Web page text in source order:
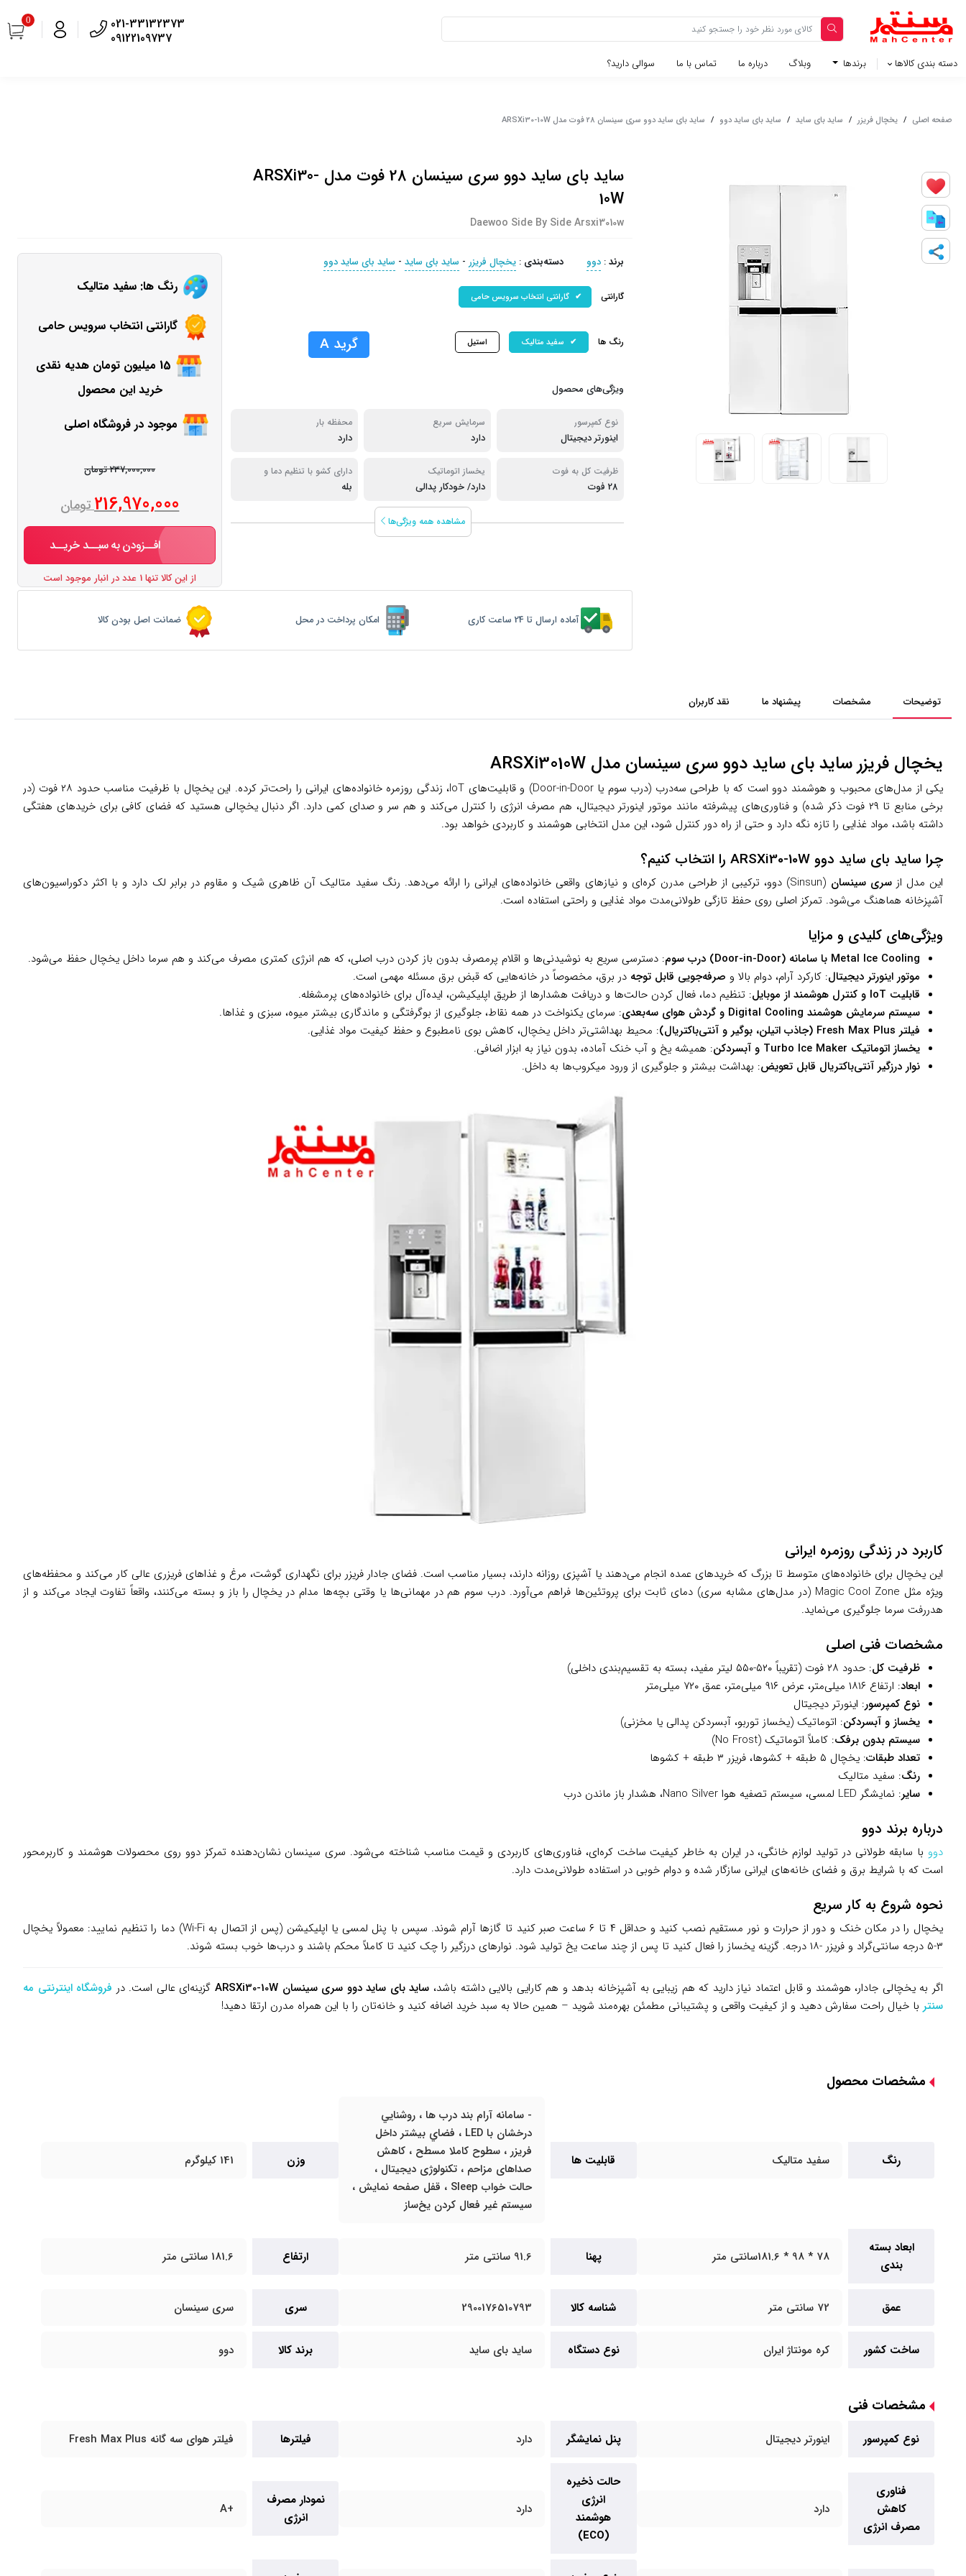
021-33132373
09122109737
0
دسته بندی کالاها برندها وبلاگ‌ درباره ما تماس با ما سوالی دارید؟
صفحه اصلی / یخچال فریزر / ساید بای ساید / ساید بای ساید دوو / ساید بای ساید دوو سری سینسان 28 فوت مدل ARSXi30-10W
ساید بای ساید دوو سری سینسان 28 فوت مدل ARSXi30-
10W
Daewoo Side By Side Arsxi3010w
برند: دوو دسته‌بندی : یخچال فریزر - ساید بای ساید - ساید بای ساید دوو
گارانتی گارانتی انتخاب سرویس حامی
رنگ ها سفید متالیک استیل گرید A
ویژگی‌های محصول
نوع کمپرسور
اینورتر دیجیتال
سرمایش سریع
دارد
محفظه بار
دارد
ظرفیت کل به فوت
28 فوت
یخساز اتوماتیک
دارد/ خودکار پدالی
دارای کشو با تنظیم دما و
رطوبت
بله
مشاهده همه ویژگی‌ها
رنگ ها: سفید متالیک
گارانتی انتخاب سرویس حامی
15 میلیون تومان هدیه نقدی
خرید این محصول
موجود در فروشگاه اصلی
237,000,000 تومان
216,970,000تومان
افــزودن به سبــد خریــد
از این کالا تنها 1 عدد در انبار موجود است
آماده ارسال تا 24 ساعت کاری امکان پرداخت در محل ضمانت اصل بودن کالا
توضیحات مشخصات پیشنهاد ما نقد کاربران
یخچال فریزر ساید بای ساید دوو سری سینسان مدل ARSXi3010W
یکی از مدل‌های محبوب و هوشمند دوو است که با طراحی سه‌درب (درب سوم یا Door-in-Door) و قابلیت‌های IoT، زندگی روزمره خانواده‌های ایرانی را راحت‌تر کرده. این یخچال با ظرفیت مناسب حدود ۲۸ فوت (در
برخی منابع تا ۲۹ فوت ذکر شده) و فناوری‌های پیشرفته مانند موتور اینورتر دیجیتال، هم مصرف انرژی را کنترل می‌کند و هم سر و صدای کمی دارد. اگر دنبال یخچالی هستید که فضای کافی برای خریدهای هفتگی
داشته باشد، مواد غذایی را تازه نگه دارد و حتی از راه دور کنترل شود، این مدل انتخابی هوشمند و کاربردی خواهد بود.
چرا ساید بای ساید دوو ARSXi30-10W را انتخاب کنیم؟
این مدل ازسری سینسان
(Sinsun) دوو، ترکیبی از طراحی مدرن کره‌ای و نیازهای واقعی خانواده‌های ایرانی را ارائه می‌دهد. رنگ سفید متالیک آن ظاهری شیک و مقاوم در برابر لک دارد و با اکثر دکوراسیون‌های
آشپزخانه هماهنگ می‌شود. تمرکز اصلی روی حفظ تازگی طولانی‌مدت مواد غذایی و راحتی استفاده است.
ویژگی‌های کلیدی و مزایا
درب سوم (Door-in-Door) با سامانه Metal Ice Cooling
: دسترسی سریع به نوشیدنی‌ها و اقلام پرمصرف بدون باز کردن درب اصلی، که هم انرژی کمتری مصرف می‌کند و هم سرما داخل یخچال حفظ می‌شود.
موتور اینورتر دیجیتال: کارکرد آرام، دوام بالا و صرفه‌جویی قابل توجه در برق، مخصوصاً در خانه‌هایی که قبض برق مسئله مهمی است.
قابلیت IoT و کنترل هوشمند از موبایل
: تنظیم دما، فعال کردن حالت‌ها و دریافت هشدارها از طریق اپلیکیشن، ایده‌آل برای خانواده‌های پرمشغله.
سیستم سرمایش هوشمند Digital Cooling و گردش هوای سه‌بعدی
: سرمای یکنواخت در همه نقاط، جلوگیری از بوگرفتگی و ماندگاری بیشتر میوه، سبزی و غذاها.
فیلتر Fresh Max Plus (جاذب اتیلن، بوگیر و آنتی‌باکتریال)
: محیط بهداشتی‌تر داخل یخچال، کاهش بوی نامطبوع و حفظ کیفیت مواد غذایی.
یخساز اتوماتیک Turbo Ice Maker و آبسردکن
: همیشه یخ و آب خنک آماده، بدون نیاز به ابزار اضافی.
نوار درزگیر آنتی‌باکتریال قابل تعویض: بهداشت بیشتر و جلوگیری از ورود میکروب‌ها به داخل.
کاربرد در زندگی روزمره ایرانی
این یخچال برای خانواده‌های متوسط تا بزرگ که خریدهای عمده انجام می‌دهند یا آشپزی روزانه دارند، بسیار مناسب است. فضای جادار فریزر برای نگهداری گوشت، مرغ و غذاهای فریزری عالی کار می‌کند و محفظه‌های
ویژه مثل Magic Cool Zone (در مدل‌های مشابه سری) دمای ثابت برای پروتئین‌ها فراهم می‌آورد. درب سوم هم در مهمانی‌ها یا وقتی بچه‌ها مدام در یخچال را باز و بسته می‌کنند، واقعاً تفاوت ایجاد می‌کند و از
هدررفت سرما جلوگیری می‌نماید.
مشخصات فنی اصلی
ظرفیت کل: حدود ۲۸ فوت (تقریباً ۵۲۰-۵۵۰ لیتر مفید، بسته به تقسیم‌بندی داخلی)
ابعاد: ارتفاع ۱۸۱۶ میلی‌متر، عرض ۹۱۶ میلی‌متر، عمق ۷۲۰ میلی‌متر
نوع کمپرسور: اینورتر دیجیتال
یخساز و آبسردکن: اتوماتیک (یخساز توربو، آبسردکن پدالی یا مخزنی)
سیستم بدون برفک: کاملاً اتوماتیک (No Frost)
تعداد طبقات: یخچال ۵ طبقه + کشوها، فریزر ۳ طبقه + کشوها
رنگ: سفید متالیک
سایر: نمایشگر LED لمسی، سیستم تصفیه هوا Nano Silver، هشدار باز ماندن درب
درباره برند دوو
دوو با سابقه طولانی در تولید لوازم خانگی، در ایران به خاطر کیفیت ساخت کره‌ای، فناوری‌های کاربردی و قیمت مناسب شناخته می‌شود. سری سینسان نشان‌دهنده تمرکز دوو روی محصولات هوشمند و کاربرمحور
است که با شرایط برق و فضای خانه‌های ایرانی سازگار شده و دوام خوبی در استفاده طولانی‌مدت دارد.
نحوه شروع به کار سریع
یخچال را در مکان خنک و دور از حرارت و نور مستقیم نصب کنید و حداقل ۴ تا ۶ ساعت صبر کنید تا گازها آرام شوند. سپس با پنل لمسی یا اپلیکیشن (پس از اتصال به Wi-Fi) دما را تنظیم نمایید: معمولاً یخچال
۳-۵ درجه سانتی‌گراد و فریزر -۱۸ درجه. گزینه یخساز را فعال کنید تا پس از چند ساعت یخ تولید شود. نوارهای درزگیر را چک کنید تا کاملاً محکم باشند و درب‌ها خوب بسته شوند.
اگر به یخچالی جادار، هوشمند و قابل اعتماد نیاز دارید که هم زیبایی به آشپزخانه بدهد و هم کارایی بالایی داشته باشد، ساید بای ساید دوو سری سینسان ARSXi30-10W گزینه‌ای عالی است. در فروشگاه اینترنتی مه
سنتر با خیال راحت سفارش دهید و از کیفیت واقعی و پشتیبانی مطمئن بهره‌مند شوید – همین حالا به سبد خرید اضافه کنید و خانه‌تان را با این همراه مدرن ارتقا دهید!
مشخصات محصول
رنگ سفید متالیک قابلیت ها
- سامانه آرام بند درب ها ، روشنايي
درخشان با LED ، فضاي بيشتر داخل
فريزر ، سطوح کاملا مسطح ، کاهش
صداهای مزاحم ، تکنولوژی ديجيتال ،
حالت خواب Sleep ، قفل صفحه نمایش ،
سیستم غیر فعال کردن یخ‌ساز
وزن 141 کیلوگرم
ابعاد بسته
بندی
78 * 98 * 181.6سانتی متر پهنا 91.6 سانتی متر ارتفاع 181.6 سانتی متر
عمق 72 سانتی متر شناسه کالا 2900176510793 سری سری سینسان
ساخت کشور کره مونتاژ ایران نوع دستگاه ساید بای ساید برند کالا دوو
مشخصات فنی
نوع کمپرسور اینورتر دیجیتال پنل نمایشگر دارد فیلترها فیلتر هوای سه گانه Fresh Max Plus
فناوری
کاهش
مصرف انرژی
دارد
حالت ذخیره
انرژی
هوشمند
(ECO)
دارد
نمودار مصرف
انرژی
+A